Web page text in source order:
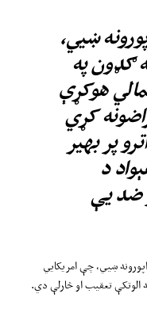
ښيي،
ګډون په
هوکړې
کړي
پر بهیر
د
ضد یې
ښیي، چې امریکایي
الوتکې تعقیب او څارلې دي.